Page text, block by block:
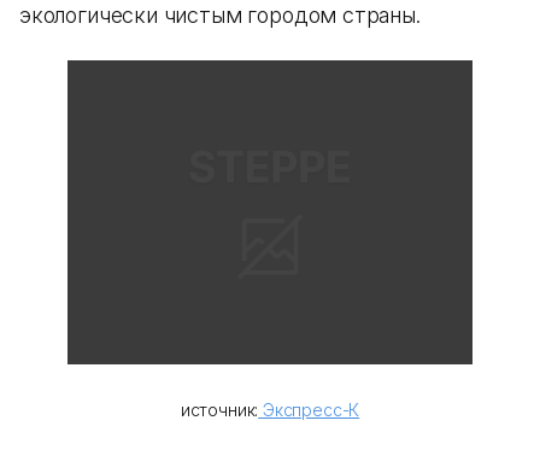
экологически чистым городом страны.
источник: Экспресс-К